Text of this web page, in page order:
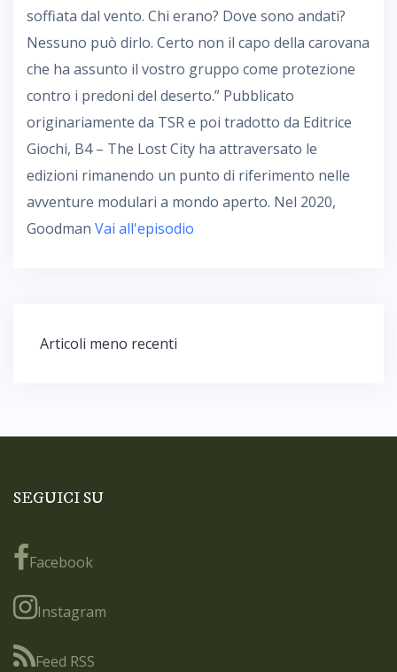
soffiata dal vento. Chi erano? Dove sono andati?
Nessuno può dirlo. Certo non il capo della carovana
che ha assunto il vostro gruppo come protezione
contro i predoni del deserto.” Pubblicato
originariamente da TSR e poi tradotto da Editrice
Giochi, B4 – The Lost City ha attraversato le
edizioni rimanendo un punto di riferimento nelle
avventure modulari a mondo aperto. Nel 2020,
Goodman Vai all'episodio
Navigazione
Articoli meno recenti
SEGUICI SU
Facebook
Instagram
Feed RSS